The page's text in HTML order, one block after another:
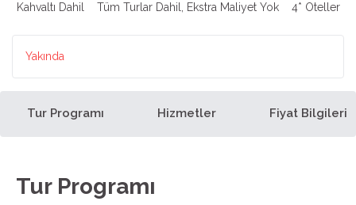
Kahvaltı Dahil Tüm Turlar Dahil, Ekstra Maliyet Yok 4* Oteller
Yakında
Tur Programı Hizmetler Fiyat Bilgileri
Tur Programı